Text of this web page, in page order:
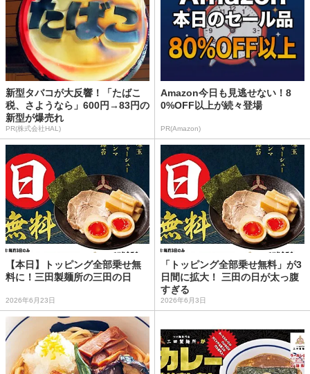
新型タバコが大反響！「たばこ
税、さようなら」600円→83円の
新型が爆売れ
PR(株式会社HAL)
Amazon今日も見逃せない！8
0%OFF以上が続々登場
PR(Amazon)
【本日】トッピング全部乗せ無
料に！三田製麺所の三田の日
2026年6月23日
「トッピング全部乗せ無料」が3
日間に拡大！ 三田の日が太っ腹
すぎる
2026年6月3日